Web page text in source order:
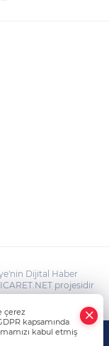
Aygar ve
hedef alam
Dijital Haber
projesidir
çerez
kapsamında
kabul etmiş